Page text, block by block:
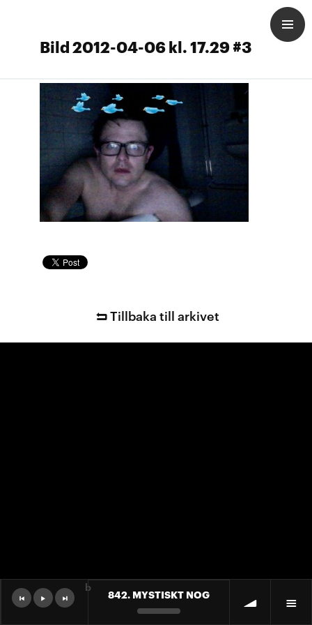
Bild 2012-04-06 kl. 17.29 #3
Tillbaka till arkivet
842. MYSTISKT NOG
b